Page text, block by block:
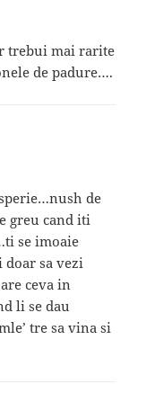
trebui mai rarite
de padure….
de
greu cand iti
se imoaie
sa vezi
ceva in
li se dau
tre sa vina si